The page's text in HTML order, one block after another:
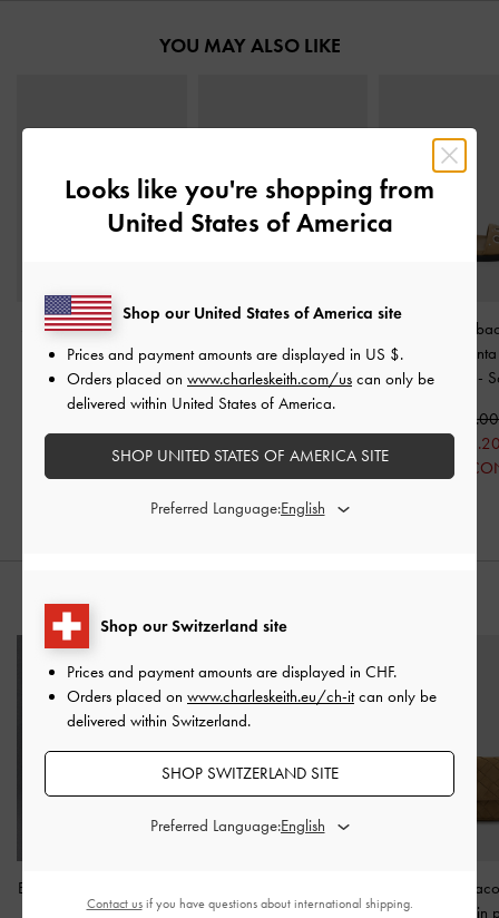
YOU MAY ALSO LIKE
Scarpe da barca slip-on
in rafia Jude-Sabbia
CHF89.00
50% DI SCONTO
sintetico con zeppa e
cinturini incrociati-
Sabbia
Sandali
occhielli in
scamosciata -
CHF69.00
20% DI
Borsa squadrata in pelle
Nude
con catena Atwood-
Borsa a
intrecciata in
Looks like you're shopping from
United States of America
Shop our Switzerland site
Prices and payment amounts are displayed in CHF.
Orders placed on www.charleskeith.eu/ch-itcan only be
delivered within Switzerland.
SHOP SWITZERLAND SITE
Preferred Language:
Shop our United States of America site
Prices and payment amounts are displayed in US $.
Orders placed on www.charleskeith.com/us can only be
delivered within United States of America.
SHOP UNITED STATES OF AMERICA SITE
Preferred Language:
Contact usif you have questions about international shipping.